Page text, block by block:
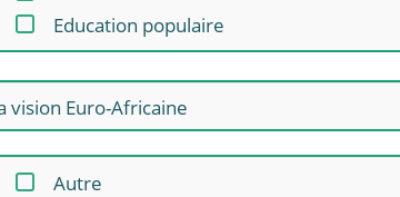
Education populaire
Autre